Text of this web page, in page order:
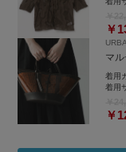
￥
マ
着用
着用
￥